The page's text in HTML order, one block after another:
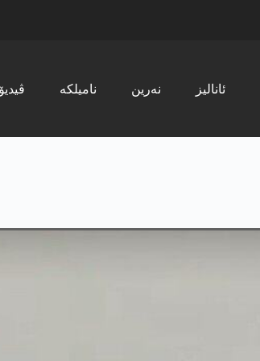
ڤیدیۆ نامیلکە نەرین ئانالیز